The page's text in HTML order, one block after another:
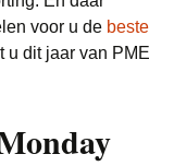
voor u de beste
u dit jaar van PME